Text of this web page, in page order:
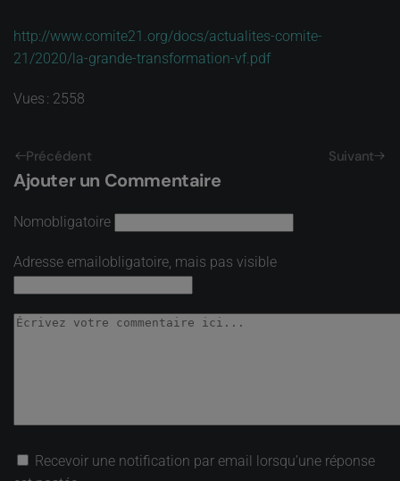
http://www.comite21.org/docs/actualites-comite-
21/2020/la-grande-transformation-vf.pdf
Vues : 2558
Précédent Suivant
Ajouter un Commentaire
Nomobligatoire
Adresse emailobligatoire, mais pas visible
Recevoir une notification par email lorsqu’une réponse